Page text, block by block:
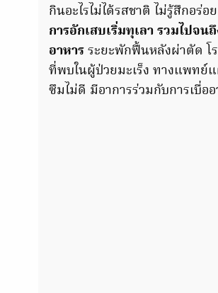
กินอะไรไม่ได้รสชาติ ไม่รู้สึกอร่อย
การอักเสบเริ่มทุเลา รวมไปจ
อาหารระยะพักฟื้นหลังผ่าตัด โ
ที่พบในผู้ป่วยมะเร็ง ทางแพทย์
ซึมไม่ดี มีอาการร่วมกับการเบื่